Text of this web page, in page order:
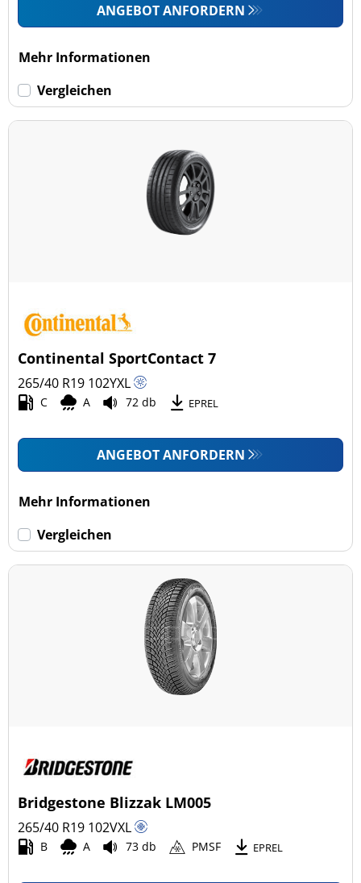
ANGEBOT ANFORDERN
Mehr Informationen
Vergleichen
Continental SportContact 7
265/40 R19 102YXL
C A 72 db EPREL
ANGEBOT ANFORDERN
Mehr Informationen
Vergleichen
Bridgestone Blizzak LM005
265/40 R19 102VXL
B A 73 db PMSF EPREL